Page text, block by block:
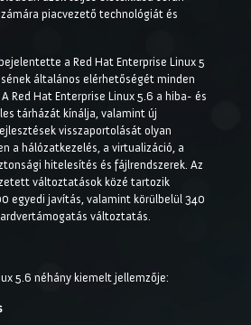
piacvezető technológiát és
a Red Hat Enterprise Linux 5
általános elérhetőségét minden
Red Hat Enterprise Linux 5.6 a hiba- és
tárházát kínálja, valamint új
visszaportolását olyan
a hálózatkezelés, a virtualizáció, a
hitelesítés és fájlrendszerek. Az
változtatások közé tartozik
egyedi javítás, valamint körülbelül 340
változtatás.
5.6 néhány kiemelt jellemzője: